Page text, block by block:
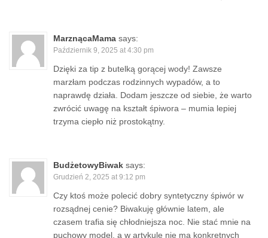
MarznącaMama says:
Październik 9, 2025 at 4:30 pm
Dzięki za tip z butelką gorącej wody! Zawsze
marzłam podczas rodzinnych wypadów, a to
naprawdę działa. Dodam jeszcze od siebie, że warto
zwrócić uwagę na kształt śpiwora – mumia lepiej
trzyma ciepło niż prostokątny.
BudżetowyBiwak says:
Grudzień 2, 2025 at 9:12 pm
Czy ktoś może polecić dobry syntetyczny śpiwór w
rozsądnej cenie? Biwakuję głównie latem, ale
czasem trafia się chłodniejsza noc. Nie stać mnie na
puchowy model, a w artykule nie ma konkretnych